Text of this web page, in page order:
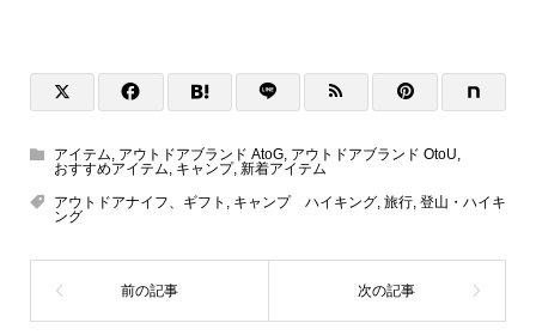
アイテム, アウトドアブランド AtoG, アウトドアブランド OtoU,
おすすめアイテム, キャンプ, 新着アイテム
アウトドアナイフ、ギフト , キャンプ ハイキング, 旅行, 登山・ハイキ
ング